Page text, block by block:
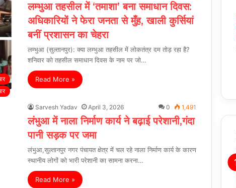
लम्भुआ तहसील में ‘तमाशा’ बना समाधान दिवस:
अधिकारियों ने फेरा जनता से मुँह, खाली कुर्सियां
बनीं प्रशासन का चेहरा
लम्भुआ (सुल्तानपुर): क्या लम्भुआ तहसील में लोकतंत्र दम तोड़ रहा है?
शनिवार को तहसील समाधान दिवस के नाम पर जो…
Read More »
Sarvesh Yadav April 3, 2026 0 1,491
लंभुआ में नाला निर्माण कार्य ने बढ़ाई परेशानी,गंदा
पानी सड़क पर जमा
लंभुआ,सुल्तानपुर नगर पंचायत क्षेत्र में चल रहे नाला निर्माण कार्य के कारण
स्थानीय लोगों को भारी परेशानी का सामना करना…
Read More »